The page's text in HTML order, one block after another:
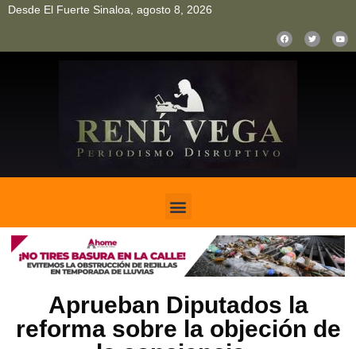
Desde El Fuerte Sinaloa, agosto 8, 2026
Aprueban Diputados la
reforma sobre la objeción de